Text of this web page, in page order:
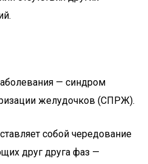
— синдром
желудочков (СПРЖ).
собой чередование
друг друга фаз —